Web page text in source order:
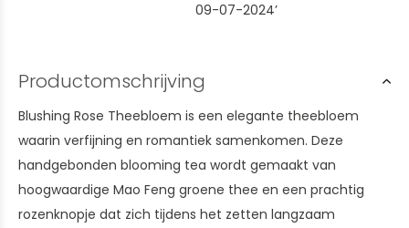
09-07-2024’
Productomschrijving
Blushing Rose Theebloem is een elegante theebloem
waarin verfijning en romantiek samenkomen. Deze
handgebonden blooming tea wordt gemaakt van
hoogwaardige Mao Feng groene thee en een prachtig
rozenknopje dat zich tijdens het zetten langzaam